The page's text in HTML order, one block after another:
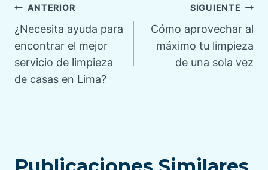
Navegación
de
entradas
ANTERIOR
¿Necesita ayuda para
encontrar el mejor
servicio de limpieza
de casas en Lima?
SIGUIENTE
Cómo aprovechar al
máximo tu limpieza
de una sola vez